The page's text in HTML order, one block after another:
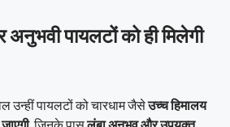
पायलटों को ही मिलेगी
उन्हीं पायलटों को चारधाम जैसेउच्च हिमालय